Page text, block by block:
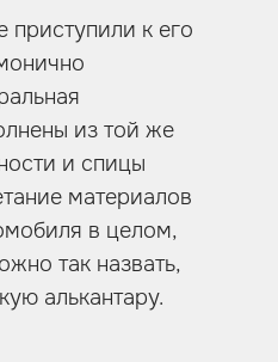
приступили к его
из той же
и спицы
материалов
в целом,
так назвать,
алькантару.